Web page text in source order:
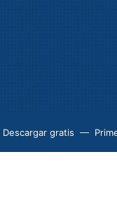
Descargar gratis